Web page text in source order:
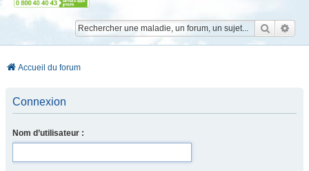
Accueil du forum
Connexion
Nom d’utilisateur :